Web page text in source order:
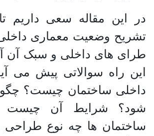
در این مقاله سعی داریم
تشریح وضعیت معماری
طرای های داخلی و سبک آن
این راه سوالاتی پیش می
داخلی ساختمان چیست؟
شود؟ شرایط آن
ساختمان ها چه نوع طراحی